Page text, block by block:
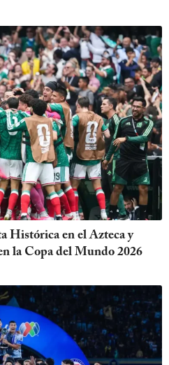
Histórica en el Azteca y
la Copa del Mundo 2026